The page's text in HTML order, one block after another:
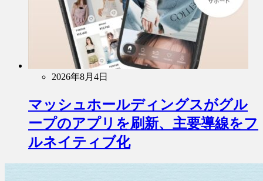
2026年8月4日
マッシュホールディングスがグル
ープのアプリを刷新、主要導線をフ
ルネイティブ化